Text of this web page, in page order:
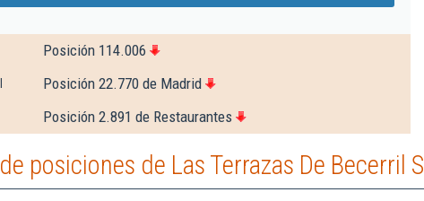
Posición 114.006
Posición 22.770 de Madrid
Posición 2.891 de Restaurantes
posiciones de Las Terrazas De Becerril Sl